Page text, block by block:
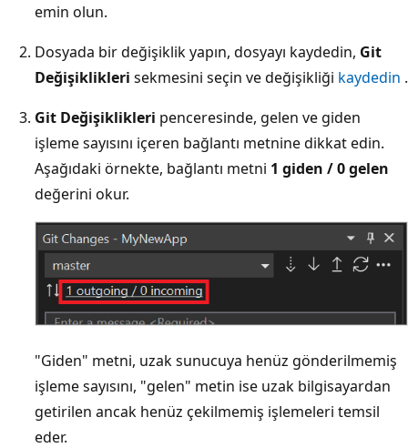
emin olun.
Dosyada bir değişiklik yapın, dosyayı kaydedin, Git
Değişiklikleri sekmesini seçin ve değişikliği kaydedin .
Git Değişiklikleri penceresinde, gelen ve giden
işleme sayısını içeren bağlantı metnine dikkat edin.
Aşağıdaki örnekte, bağlantı metni 1 giden / 0 gelen
değerini okur.
"Giden" metni, uzak sunucuya henüz gönderilmemiş
işleme sayısını, "gelen" metin ise uzak bilgisayardan
getirilen ancak henüz çekilmemiş işlemeleri temsil
eder.